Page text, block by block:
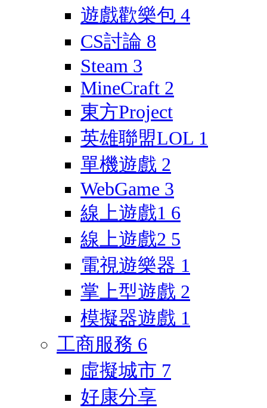
遊戲歡樂包 4
CS討論 8
Steam 3
MineCraft 2
東方Project
英雄聯盟LOL 1
單機遊戲 2
WebGame 3
線上遊戲1 6
線上遊戲2 5
電視遊樂器 1
掌上型遊戲 2
模擬器遊戲 1
工商服務 6
虛擬城市 7
好康分享